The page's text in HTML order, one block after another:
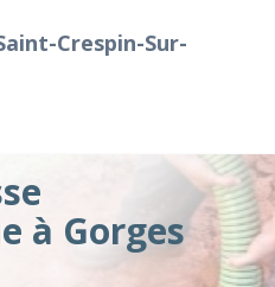
Crespin-Sur-
à Gorges